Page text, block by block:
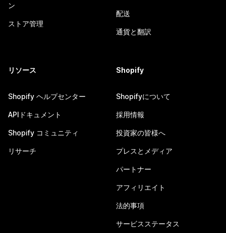
ン
ストア管理
配送
通貨と翻訳
リソース
Shopify ヘルプセンター
APIドキュメント
Shopify コミュニティ
リサーチ
Shopify
Shopifyについて
採用情報
投資家の皆様へ
プレスとメディア
パートナー
アフィリエイト
法的事項
サービスステータス